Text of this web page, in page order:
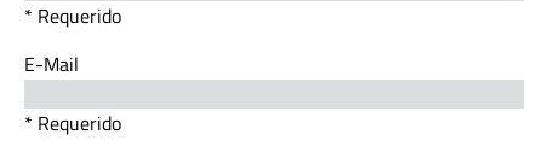
* Requerido
E-Mail
* Requerido